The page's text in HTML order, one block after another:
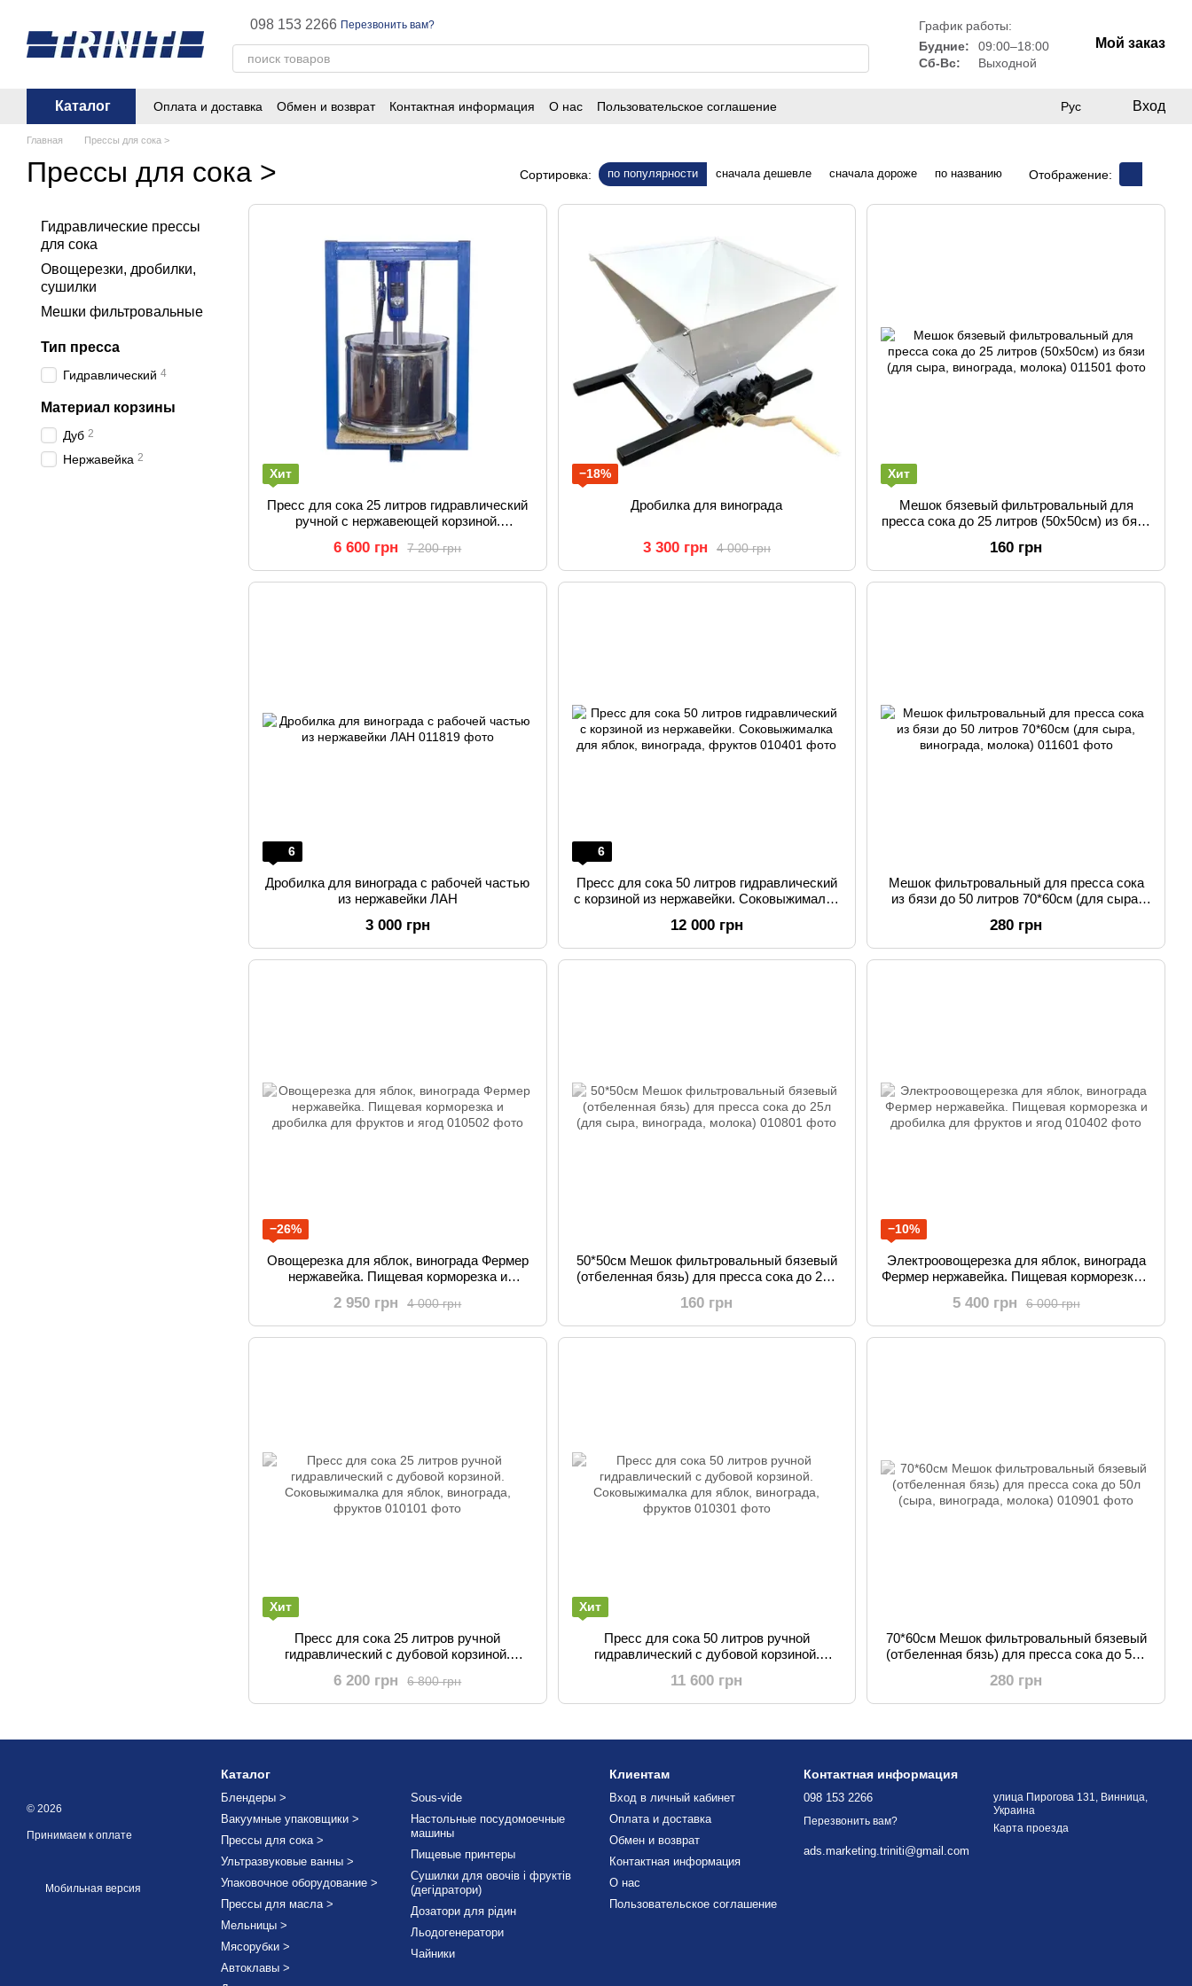
098 153 2266 Перезвонить вам?
График работы:
Будние:
09:00–18:00
Сб-Вс:
Выходной
Мой заказ
Каталог Оплата и доставка Обмен и возврат Контактная информация О нас Пользовательское соглашение Рус Вход
Главная Прессы для сока >
Прессы для сока > Сортировка: по популярности сначала дешевле сначала дороже по названию Отображение:
Хит
Пресс для сока 25 литров гидравлический
ручной с нержавеющей корзиной.
7 200 грн
6 600 грн
−18%
Дробилка для винограда
4 000 грн
3 300 грн
Хит
Мешок бязевый фильтровальный для
пресса сока до 25 литров (50х50см) из бязи
160 грн
6
Дробилка для винограда с рабочей частью
из нержавейки ЛАН
3 000 грн
6
Пресс для сока 50 литров гидравлический
с корзиной из нержавейки. Соковыжималка
12 000 грн
Мешок фильтровальный для пресса сока
из бязи до 50 литров 70*60см (для сыра,
280 грн
−26%
Овощерезка для яблок, винограда Фермер
нержавейка. Пищевая корморезка и
4 000 грн
2 950 грн
50*50см Мешок фильтровальный бязевый
(отбеленная бязь) для пресса сока до 25л
160 грн
−10%
Электроовощерезка для яблок, винограда
Фермер нержавейка. Пищевая корморезка и
6 000 грн
5 400 грн
Хит
Пресс для сока 25 литров ручной
гидравлический с дубовой корзиной.
фруктов6 800 грн
6 200 грн
Хит
Пресс для сока 50 литров ручной
гидравлический с дубовой корзиной.
фруктов
11 600 грн
70*60см Мешок фильтровальный бязевый
(отбеленная бязь) для пресса сока до 50л
280 грн
Гидравлические прессы
для сока
Овощерезки, дробилки,
сушилки
Мешки фильтровальные
Тип пресса
Гидравлический 4
Материал корзины
Дуб 2
Нержавейка 2
© 2026
Принимаем к оплате
Мобильная версия
Каталог
Блендеры >
Вакуумные упаковщики >
Прессы для сока >
Ультразвуковые ванны >
Упаковочное оборудование >
Прессы для масла >
Мельницы >
Мясорубки >
Автоклавы >
Sous-vide
Настольные посудомоечные
машины
Пищевые принтеры
Сушилки для овочів і фруктів
(дегідратори)
Дозатори для рідин
Льодогенератори
Чайники
Клиентам
Вход в личный кабинет
Оплата и доставка
Обмен и возврат
Контактная информация
О нас
Пользовательское соглашение
Контактная информация
098 153 2266
Перезвонить вам?
ads.marketing.triniti@gmail.com
улица Пирогова 131, Винница,
Украина
Карта проезда